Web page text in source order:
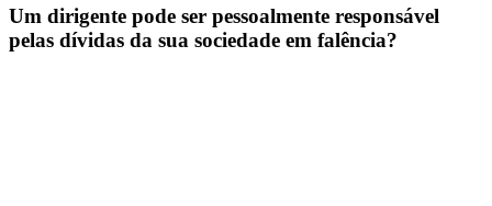
Um dirigente pode ser pessoalmente responsável
pelas dívidas da sua sociedade em falência?